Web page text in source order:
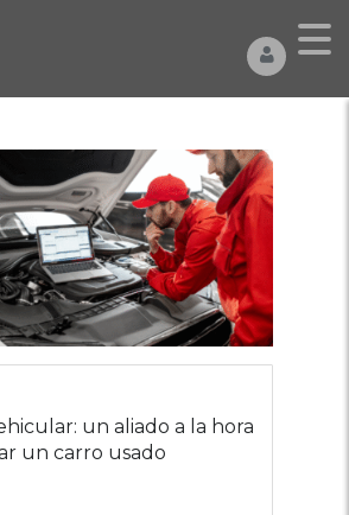
un aliado a la hora
un carro usado